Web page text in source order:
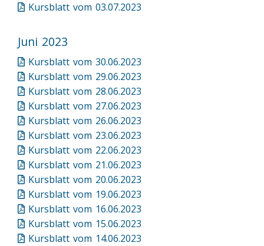
Kursblatt vom 03.07.2023
Juni 2023
Kursblatt vom 30.06.2023
Kursblatt vom 29.06.2023
Kursblatt vom 28.06.2023
Kursblatt vom 27.06.2023
Kursblatt vom 26.06.2023
Kursblatt vom 23.06.2023
Kursblatt vom 22.06.2023
Kursblatt vom 21.06.2023
Kursblatt vom 20.06.2023
Kursblatt vom 19.06.2023
Kursblatt vom 16.06.2023
Kursblatt vom 15.06.2023
Kursblatt vom 14.06.2023